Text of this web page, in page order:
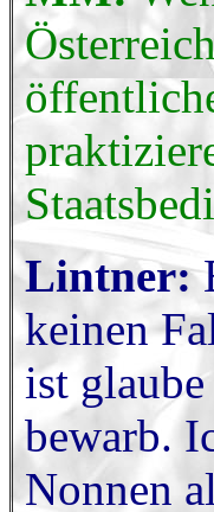
Lintner:
keinen
ist
bewarb.
Nonnen